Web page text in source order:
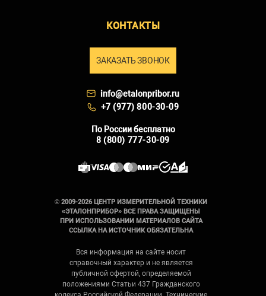
КОНТАКТЫ
ЗАКАЗАТЬ ЗВОНОК
info@etalonpribor.ru
+7 (977) 800-30-09
По России бесплатно
8 (800) 777-30-09
© 2009-2026 ЦЕНТР ИЗМЕРИТЕЛЬНОЙ ТЕХНИКИ
«ЭТАЛОНПРИБОР» ВСЕ ПРАВА ЗАЩИЩЕНЫ
ПРИ ИСПОЛЬЗОВАНИИ МАТЕРИАЛОВ САЙТА
ССЫЛКА НА ИСТОЧНИК ОБЯЗАТЕЛЬНА
Вся информация на сайте носит
справочный характер и не является
публичной офертой, определяемой
положениями Статьи 437 Гражданского